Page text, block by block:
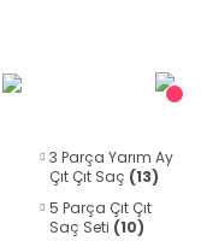
3 Parça Yarım Ay
Çıt Çıt Saç (13)
5 Parça Çıt Çıt
Saç Seti (10)